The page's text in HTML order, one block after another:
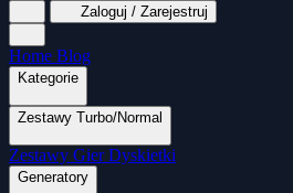
Zaloguj / Zarejestruj
Home Blog
Kategorie
Wszystkie kategorie
Zestawy Turbo/Normal
MapaSoft Turbo ROM SparkTurbo 2000
Mina Grubcio Normal
Zestawy Gier Dyskietki
Generatory